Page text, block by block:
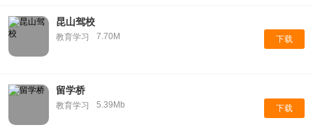
昆山驾校
教育学习 7.70M 下载
留学桥
教育学习 5.39Mb 下载